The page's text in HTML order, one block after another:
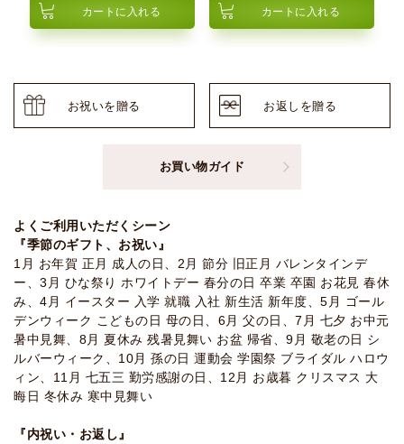
カートに入れる カートに入れる
お祝いを贈る お返しを贈る
お買い物ガイド
よくご利用いただくシーン
『季節のギフト、お祝い』
1月 お年賀 正月 成人の日、2月 節分 旧正月 バレンタインデ
ー、3月 ひな祭り ホワイトデー 春分の日 卒業 卒園 お花見 春休
み、4月 イースター 入学 就職 入社 新生活 新年度、5月 ゴール
デンウィーク こどもの日 母の日、6月 父の日、7月 七夕 お中元
暑中見舞、8月 夏休み 残暑見舞い お盆 帰省、9月 敬老の日 シ
ルバーウィーク、10月 孫の日 運動会 学園祭 ブライダル ハロウ
ィン、11月 七五三 勤労感謝の日、12月 お歳暮 クリスマス 大
晦日 冬休み 寒中見舞い
『内祝い・お返し』